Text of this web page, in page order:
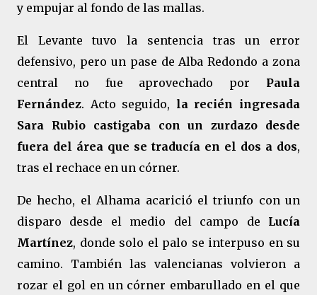
y empujar al fondo de las mallas.
El Levante tuvo la sentencia tras un error
defensivo, pero un pase de Alba Redondo a zona
central no fue aprovechado por Paula
Fernández. Acto seguido, la recién ingresada
Sara Rubio castigaba con un zurdazo desde
fuera del área que se traducía en el dos a dos,
tras el rechace en un córner.
De hecho, el Alhama acarició el triunfo con un
disparo desde el medio del campo de Lucía
Martínez, donde solo el palo se interpuso en su
camino. También las valencianas volvieron a
rozar el gol en un córner embarullado en el que